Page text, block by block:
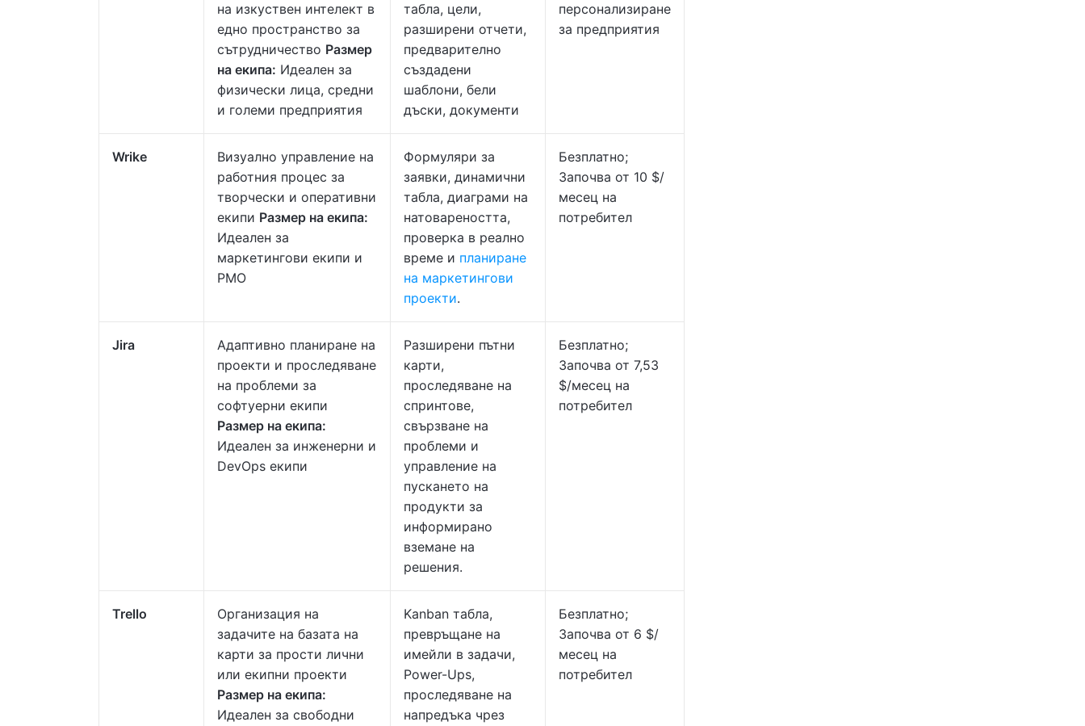
на изкуствен интелект в
едно пространство за
сътрудничество Размер
на екипа: Идеален за
физически лица, средни
и големи предприятия
табла, цели,
разширени отчети,
предварително
създадени
шаблони, бели
дъски, документи
персонализиране
за предприятия
Wrike
Визуално управление на
работния процес за
творчески и оперативни
екипи Размер на екипа:
Идеален за
маркетингови екипи и
PMO
Формуляри за
заявки, динамични
табла, диаграми на
натовареността,
проверка в реално
време и планиране
на маркетингови
проекти.
Безплатно;
Започва от 10 $/
месец на
потребител
Jira
Адаптивно планиране на
проекти и проследяване
на проблеми за
софтуерни екипи
Размер на екипа:
Идеален за инженерни и
DevOps екипи
Разширени пътни
карти,
проследяване на
спринтове,
свързване на
проблеми и
управление на
пускането на
продукти за
информирано
вземане на
решения.
Безплатно;
Започва от 7,53
$/месец на
потребител
Trello
Организация на
задачите на базата на
карти за прости лични
или екипни проекти
Размер на екипа:
Идеален за свободни
Kanban табла,
превръщане на
имейли в задачи,
Power-Ups,
проследяване на
напредъка чрез
Безплатно;
Започва от 6 $/
месец на
потребител